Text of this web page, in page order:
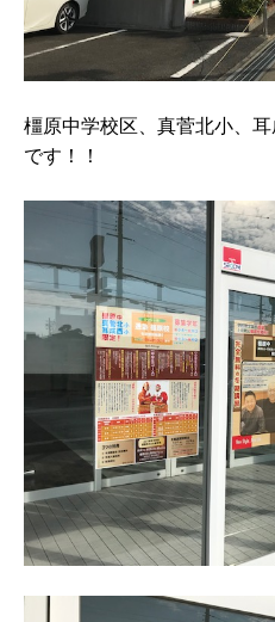
橿原中学校区、真菅北小、
です！！